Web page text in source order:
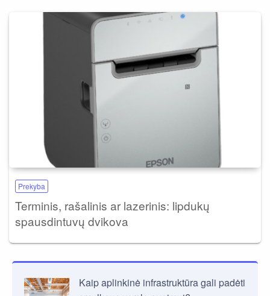
Prekyba
Terminis, rašalinis ar lazerinis: lipdukų
spausdintuvų dvikova
Kaip aplinkinė infrastruktūra gali padėti